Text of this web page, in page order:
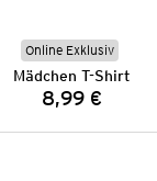
Online Exklusiv
Mädchen T-Shirt
Preis:
8,99 €